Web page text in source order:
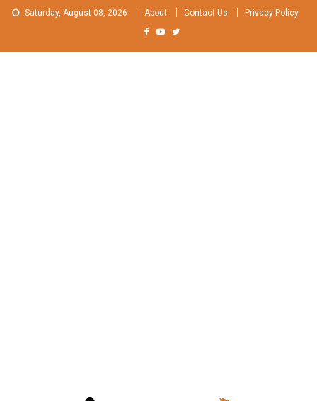
Skip
Saturday, August 08, 2026 About Contact Us Privacy Policy